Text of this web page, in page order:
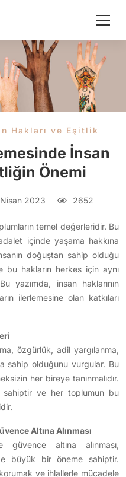
Hakları ve Eşitlik
İnsan
Önemi
2023 2652
temel değerleridir. Bu
içinde yaşama hakkına
doğuştan sahip olduğu
bu hakların herkes için aynı
yazımda, insan haklarının
ilerlemesine olan katkıları
özgürlük, adil yargılanma,
sahip olduğunu vurgular. Bu
her bireye tanınmalıdır.
sahiptir ve her toplumun bu
Altına Alınması
güvence altına alınması,
büyük bir öneme sahiptir.
ve ihlallerle mücadele